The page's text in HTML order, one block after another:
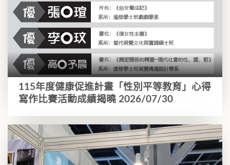
115年度健康促進計畫「性別平等教育」心得
寫作比賽活動成績揭曉 2026/07/30